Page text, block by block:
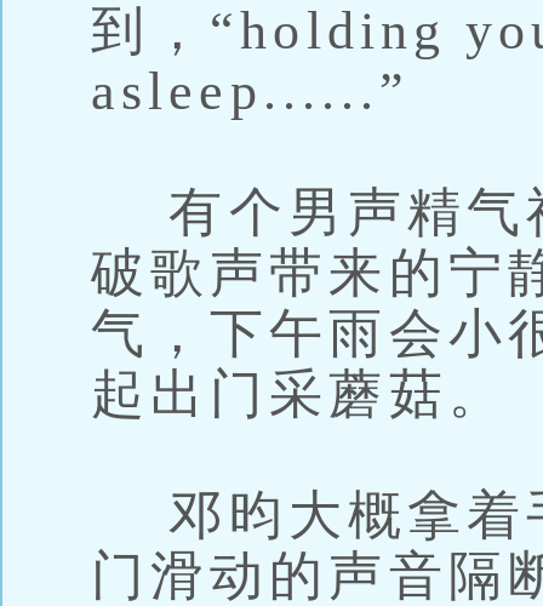
到，“holding
asleep......”
有个男声精气
破歌声带来的宁
气，下午雨会小
起出门采蘑菇。
邓昀大概拿着
门滑动的声音隔